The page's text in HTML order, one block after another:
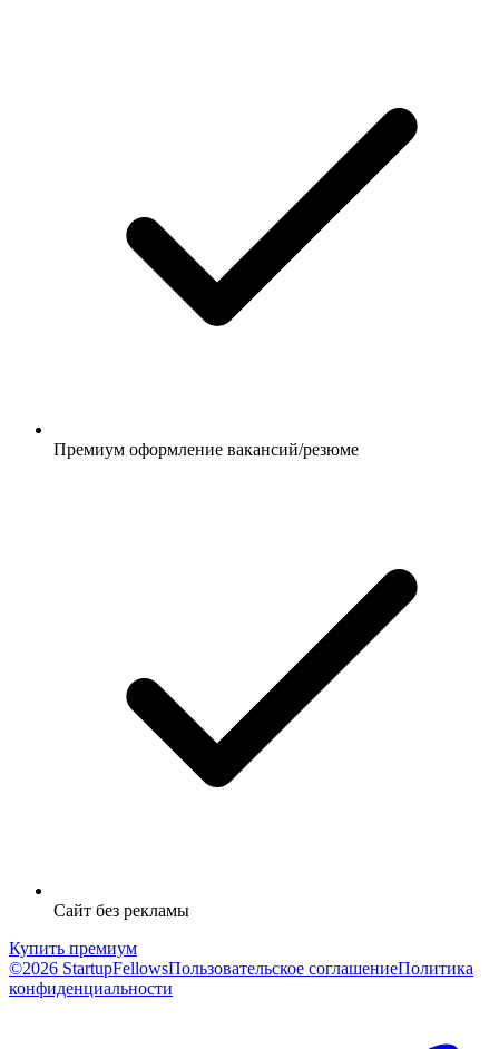
Премиум оформление вакансий/резюме
Сайт без рекламы
Купить премиум
©2026 StartupFellowsПользовательское соглашениеПолитика
конфиденциальности